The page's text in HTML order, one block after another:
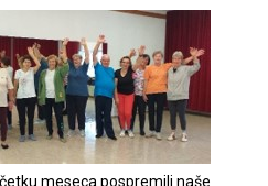
meseca pospremili naše